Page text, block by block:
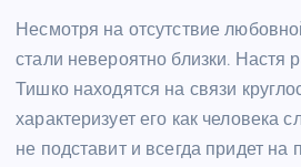
Несмотря на отсутствие
стали невероятно близки. Настя
Тишко находятся на связи
характеризует его как человека
не подставит и всегда придет